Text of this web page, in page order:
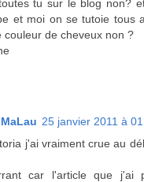
tu sur le blog non?
et moi on se tutoie tous
couleur de cheveux non ?
25 janvier 2011 à
j'ai vraiment crue au
car l'article que j'ai